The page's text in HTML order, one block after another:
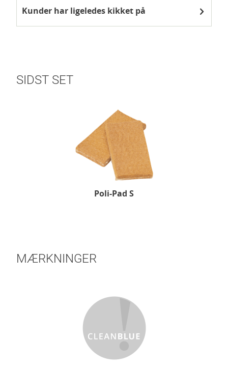
Kunder har ligeledes kikket på
SIDST SET
Poli-Pad S
MÆRKNINGER